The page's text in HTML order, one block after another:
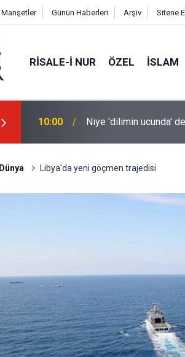
Manşetler Günün Haberleri Arşiv Sitene
RISALE-I NUR ÖZEL İSLAM
10:00 Niye 'dilimin ucunda'
Dünya Libya'da yeni göçmen trajedisi